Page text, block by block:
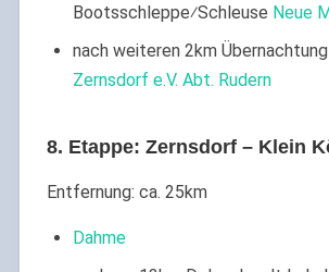
Bootsschleppe⁄Schleuse Neue
nach weiteren 2km Übernachtung
Zernsdorf e.V. Abt. Rudern
8. Etappe: Zernsdorf – Klein
Entfernung: ca. 25km
Dahme